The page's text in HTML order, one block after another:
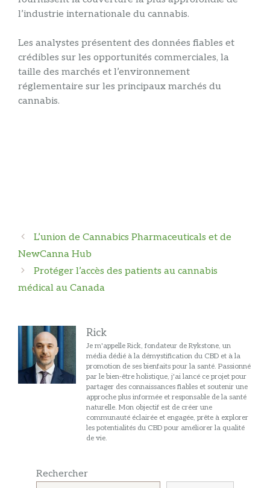
l’industrie internationale du cannabis.
Les analystes présentent des données fiables et
crédibles sur les opportunités commerciales, la
taille des marchés et l’environnement
réglementaire sur les principaux marchés du
cannabis.
Navigation
des
articles
L’union de Cannabics Pharmaceuticals et de
NewCanna Hub
Protéger l’accès des patients au cannabis
médical au Canada
Rick
Je m'appelle Rick, fondateur de Rykstone, un
média dédié à la démystification du CBD et à la
promotion de ses bienfaits pour la santé. Passionné
par le bien-être holistique, j'ai lancé ce projet pour
partager des connaissances fiables et soutenir une
approche plus informée et responsable de la santé
naturelle. Mon objectif est de créer une
communauté éclairée et engagée, prête à explorer
les potentialités du CBD pour améliorer la qualité
de vie.
Rechercher